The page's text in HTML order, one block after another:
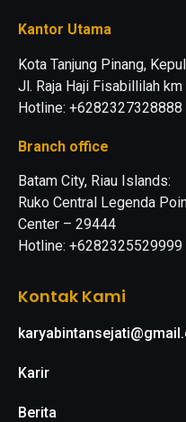
Kantor Utama
Kota Tanjung Pinang,
Jl. Raja Haji Fisabillilah
Hotline: +6282327328888
Branch office
Batam City, Riau Islands:
Ruko Central Legenda
Center – 29444
Hotline: +6282325529999
Kontak Kami
Karir
Berita